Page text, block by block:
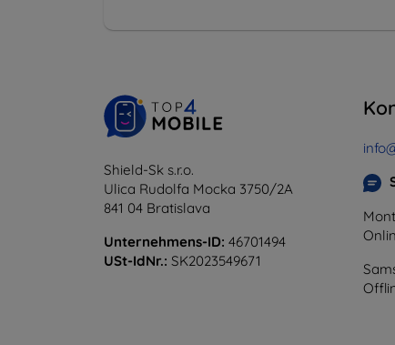
Shield-Sk s.r.o.
Ulica Rudolfa Mocka 3750/2A
841 04 Bratislava
Unternehmens-ID: 46701494
USt-IdNr.: SK2023549671